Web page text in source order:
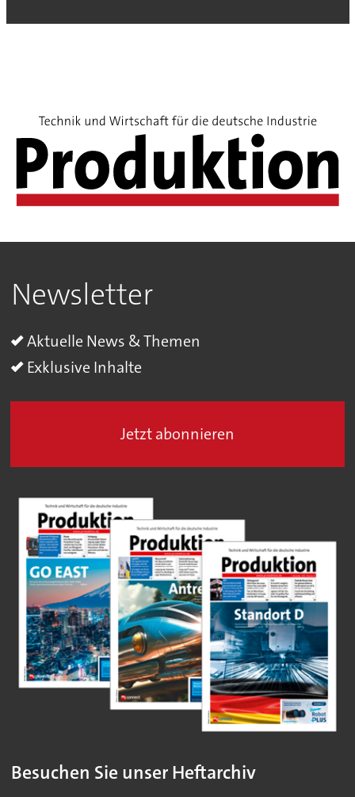
Newsletter
Aktuelle News & Themen
Exklusive Inhalte
Jetzt abonnieren
Besuchen Sie unser Heftarchiv